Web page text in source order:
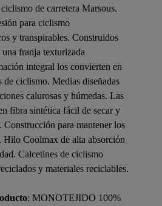
de carretera Marsous.
para ciclismo
y transpirables. Construidos
franja texturizada
integral los convierten en
de ciclismo. Medias diseñadas
calurosas y húmedas. Las
fibra sintética fácil de secar y
Construcción para mantener los
Hilo Coolmax de alta absorción
Calcetines de ciclismo
y materiales reciclables.
: MONOTEJIDO 100%